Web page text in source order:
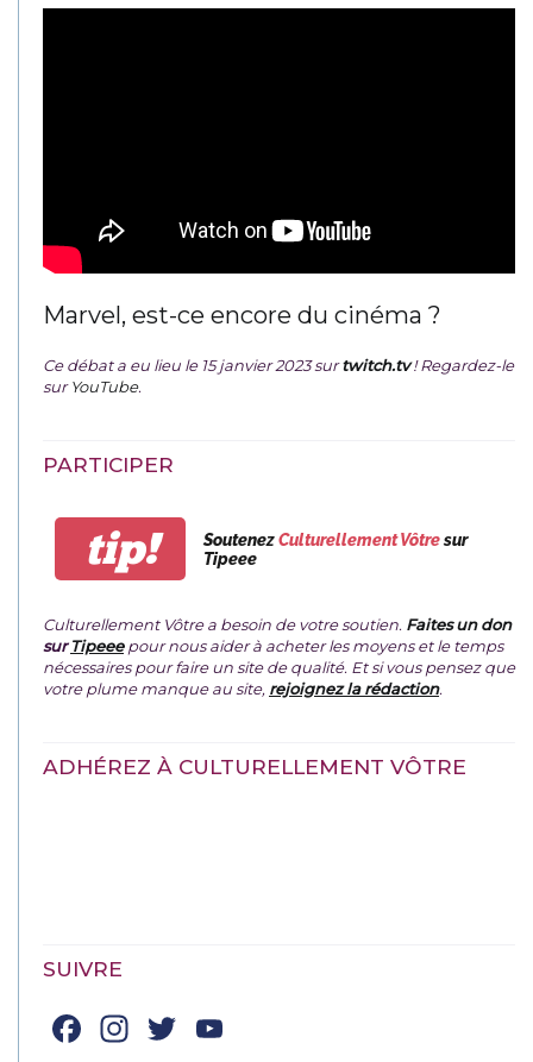
Marvel, est-ce encore du cinéma ?
Ce débat a eu lieu le 15 janvier 2023 surtwitch.tv ! Regardez-le
surYouTube.
PARTICIPER
tip! SoutenezCulturellement Vôtresur
Tipeee
Culturellement Vôtre a besoin de votre soutien. Faites un don
surTipeeepour nous aider à acheter les moyens et le temps
nécessaires pour faire un site de qualité. Et si vous pensez que
votre plume manque au site, rejoignez la rédaction.
ADHÉREZ À CULTURELLEMENT VÔTRE
SUIVRE
Facebook
Instagram
Twitter